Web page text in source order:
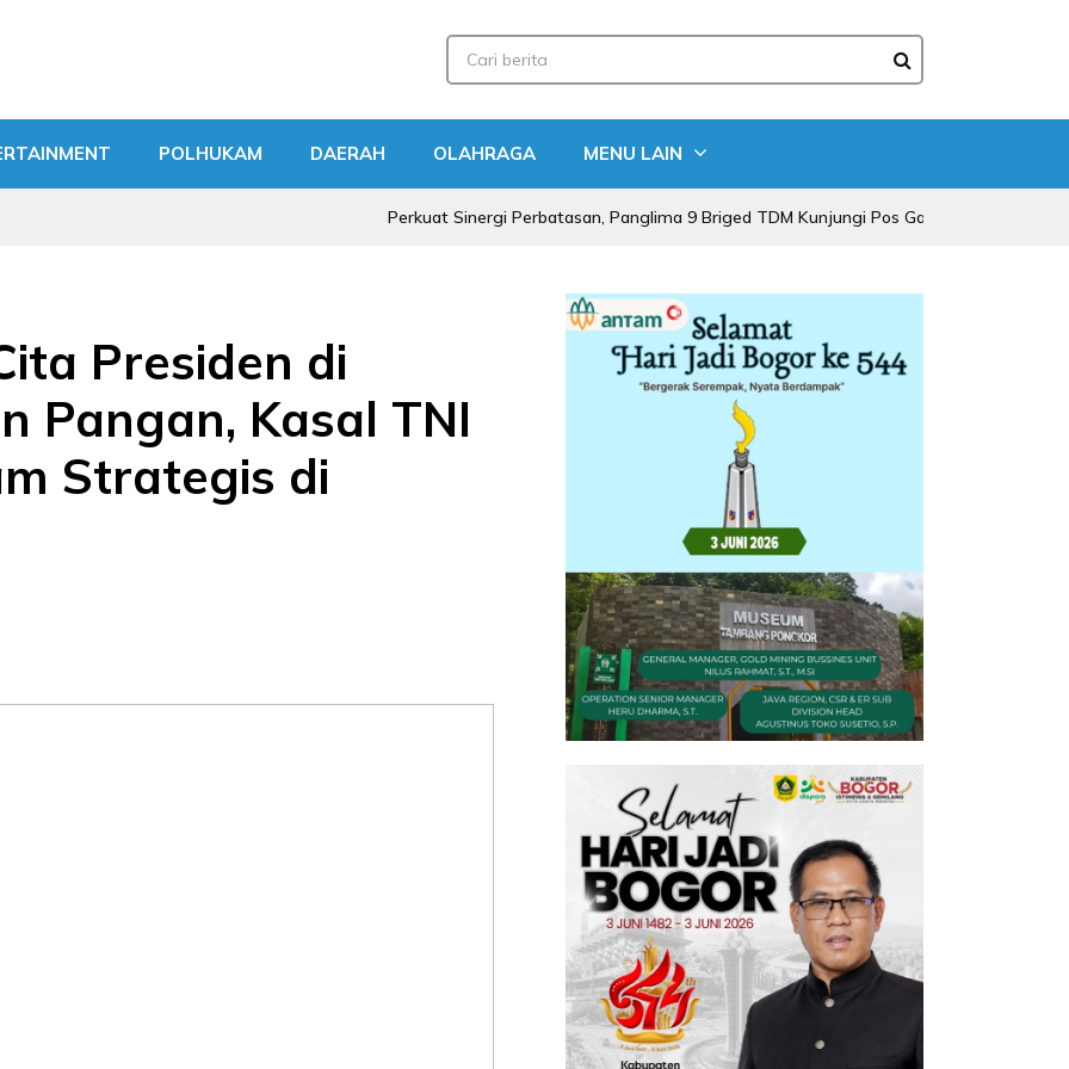
POLHUKAM DAERAH OLAHRAGA MENU LAIN
Perkuat Sinergi Perbatasan, Panglima 9 Briged TDM Kunjungi Pos Gabma Temajuk dan Sajingan
Presiden di
Pangan, Kasal TNI
Strategis di